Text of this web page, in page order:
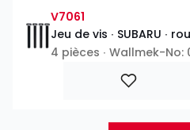
V7061
Jeu de vis ∙ SUBARU ∙
4 pièces ∙ Wallmek-No: